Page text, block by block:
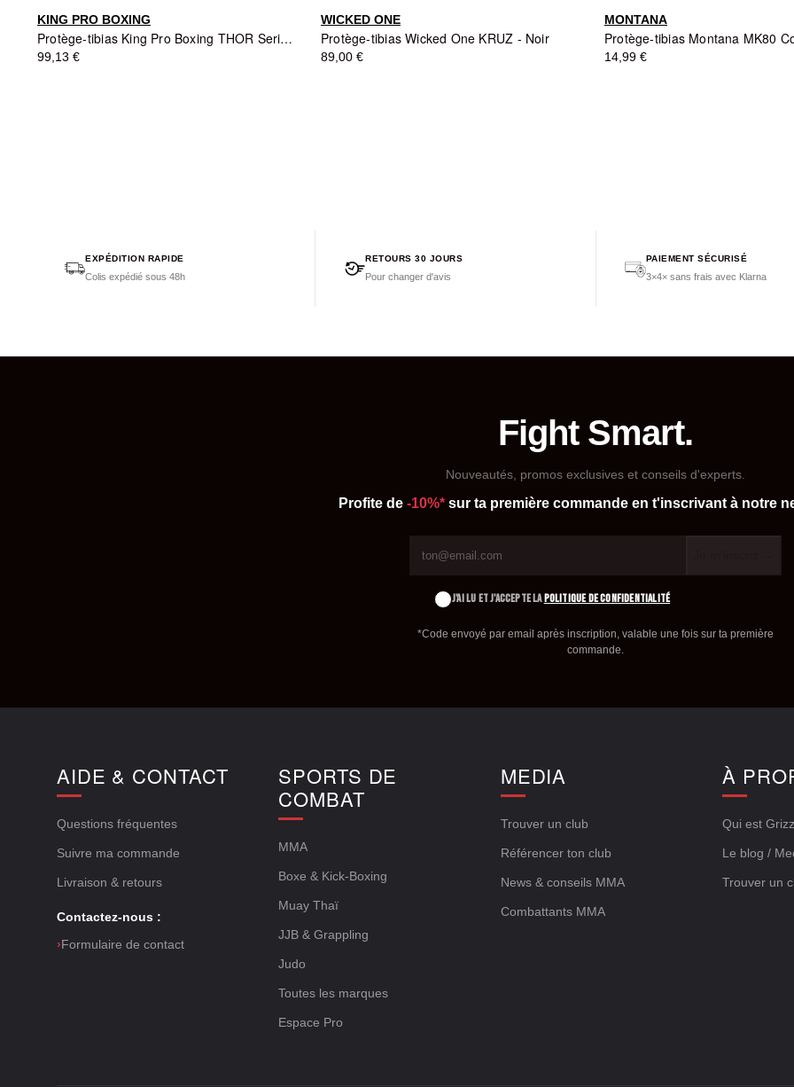
KING PRO BOXING
Protège-tibias King Pro Boxing THOR Series - Noir
99,13 €
WICKED ONE
Protège-tibias Wicked One KRUZ - Noir
89,00 €
MONTANA
14,99 €
EXPÉDITION RAPIDE
Colis expédié sous 48h
RETOURS 30 JOURS
Pour changer d'avis
PAIEMENT SÉCURISÉ
3×4× sans frais avec Klarna
Fight Smart.
Nouveautés, promos exclusives et conseils d'experts.
Profite de -10%* sur ta première commande en t'inscrivant à notre
J'AI LU ET J'ACCEPTE LAPOLITIQUE DE CONFIDENTIALITÉ
*Code envoyé par email après inscription, valable une fois sur ta première
commande.
AIDE & CONTACT
Questions fréquentes
Suivre ma commande
Livraison & retours
Contactez-nous :
›Formulaire de contact
SPORTS DE
COMBAT
MMA
Boxe & Kick-Boxing
Muay Thaï
JJB & Grappling
Judo
Toutes les marques
Espace Pro
MEDIA
Trouver un club
Référencer ton club
News & conseils MMA
Combattants MMA
À
Qui est
Le blog /
Trouver un